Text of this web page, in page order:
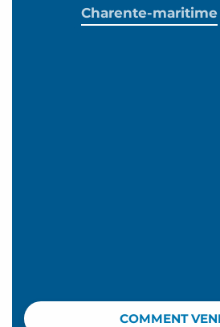
COMMENT
Charente-maritime